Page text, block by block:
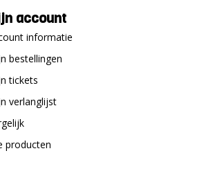
account
informatie
bestellingen
tickets
verlanglijst
producten